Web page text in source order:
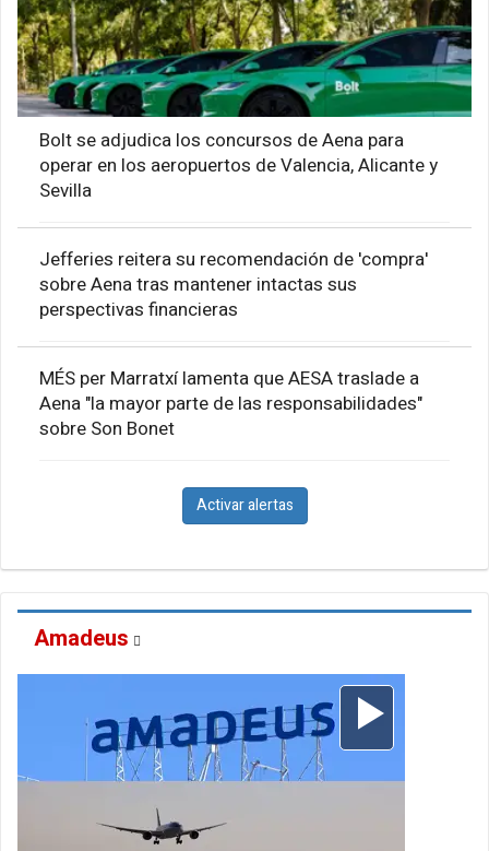
Bolt se adjudica los concursos de Aena para
operar en los aeropuertos de Valencia, Alicante y
Sevilla
Jefferies reitera su recomendación de 'compra'
sobre Aena tras mantener intactas sus
perspectivas financieras
MÉS per Marratxí lamenta que AESA traslade a
Aena "la mayor parte de las responsabilidades"
sobre Son Bonet
Activar alertas
Amadeus